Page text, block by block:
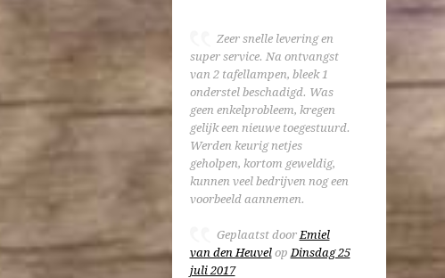
Zeer snelle levering en
super service. Na ontvangst
van 2 tafellampen, bleek 1
onderstel beschadigd. Was
geen enkelprobleem, kregen
gelijk een nieuwe toegestuurd.
Werden keurig netjes
geholpen, kortom geweldig,
kunnen veel bedrijven nog een
voorbeeld aannemen.
Geplaatst doorEmiel
van den HeuvelopDinsdag 25
juli 2017